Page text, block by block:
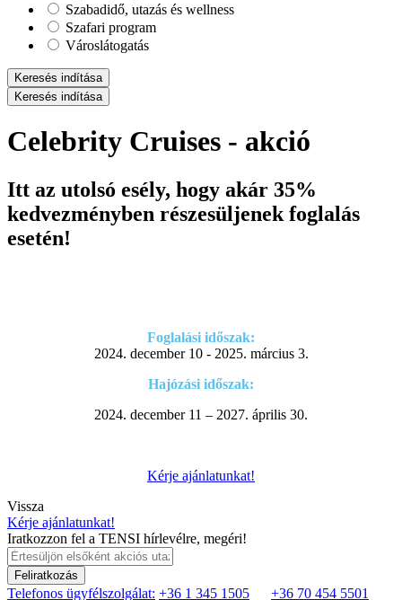
Szabadidő, utazás és wellness
Szafari program
Városlátogatás
Keresés indítása
Keresés indítása
Celebrity Cruises - akció
Itt az utolsó esély, hogy akár 35%
kedvezményben részesüljenek foglalás
esetén!
Foglalási időszak:
2024. december 10 - 2025. március 3.
Hajózási időszak:
2024. december 11 – 2027. április 30.
Kérje ajánlatunkat!
Vissza
Kérje ajánlatunkat!
Iratkozzon fel a TENSI hírlevélre, megéri!
Feliratkozás
Telefonos ügyfélszolgálat: +36 1 345 1505 +36 70 454 5501